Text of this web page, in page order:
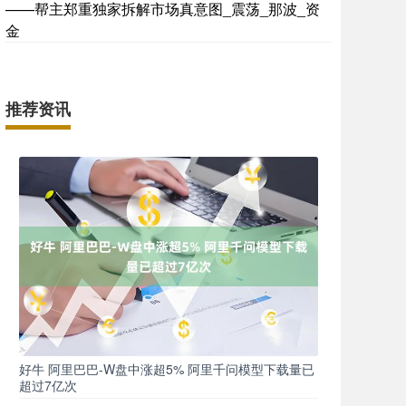
——帮主郑重独家拆解市场真意图_震荡_那波_资
金
推荐资讯
好牛 阿里巴巴-W盘中涨超5% 阿里千问模型下载量已
超过7亿次